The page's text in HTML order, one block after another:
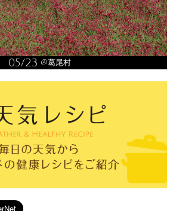
05/23 @葛尾村